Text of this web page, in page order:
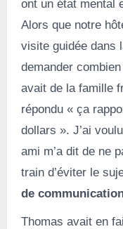
ont un état mental
Alors que notre
visite guidée dans
demander
avait de la famille
répondu « ça
dollars ». J’ai
ami m’a dit de ne
train d’éviter le
de
Thomas avait en